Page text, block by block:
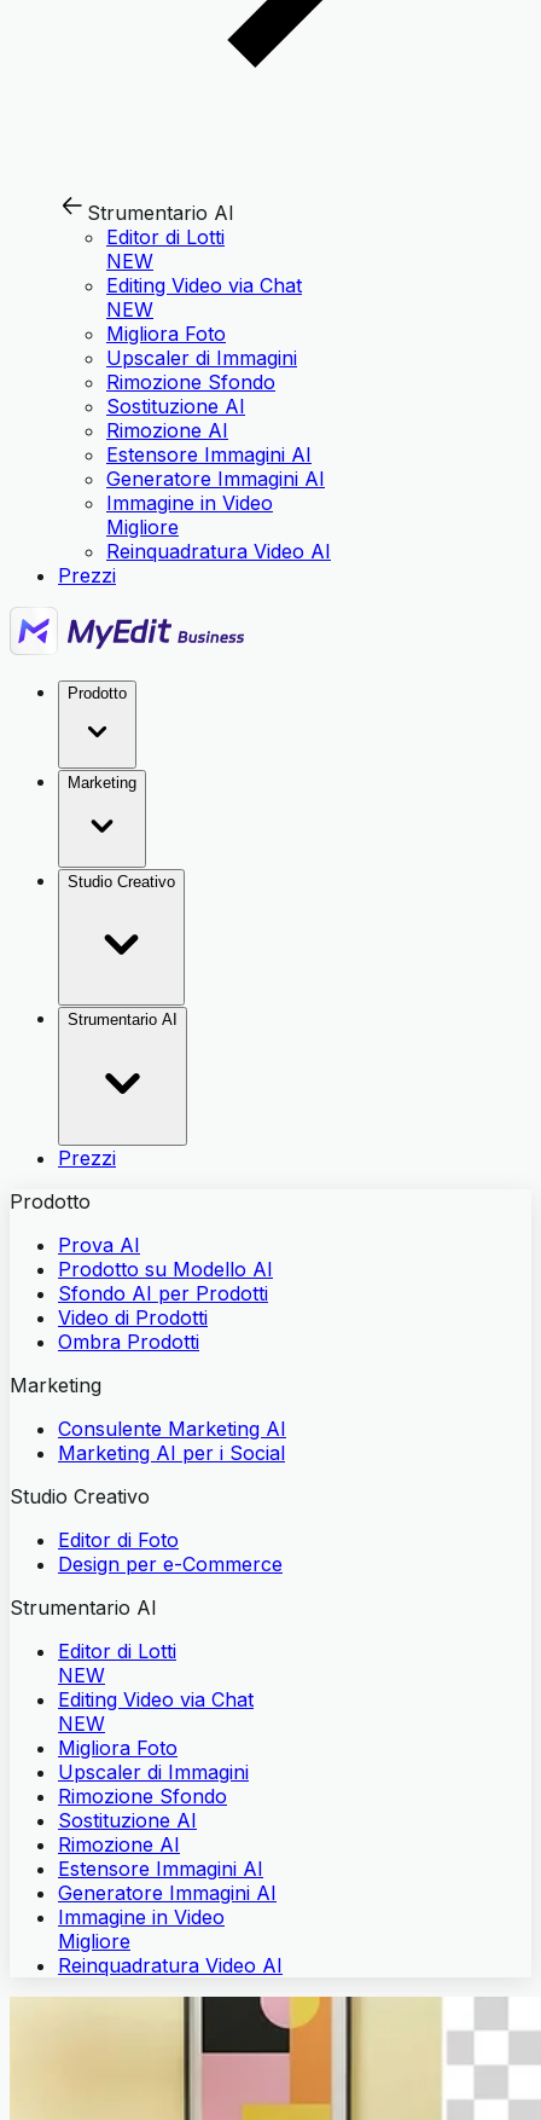
Strumentario AI
Editor di Lotti
NEW
Editing Video via Chat
NEW
Migliora Foto
Upscaler di Immagini
Rimozione Sfondo
Sostituzione AI
Rimozione AI
Estensore Immagini AI
Generatore Immagini AI
Immagine in Video
Migliore
Reinquadratura Video AI
Prezzi
Prodotto
Marketing
Studio Creativo
Strumentario AI
Prezzi
Prodotto
Prova AI
Prodotto su Modello AI
Sfondo AI per Prodotti
Video di Prodotti
Ombra Prodotti
Marketing
Consulente Marketing AI
Marketing AI per i Social
Studio Creativo
Editor di Foto
Design per e-Commerce
Strumentario AI
Editor di Lotti
NEW
Editing Video via Chat
NEW
Migliora Foto
Upscaler di Immagini
Rimozione Sfondo
Sostituzione AI
Rimozione AI
Estensore Immagini AI
Generatore Immagini AI
Immagine in Video
Migliore
Reinquadratura Video AI